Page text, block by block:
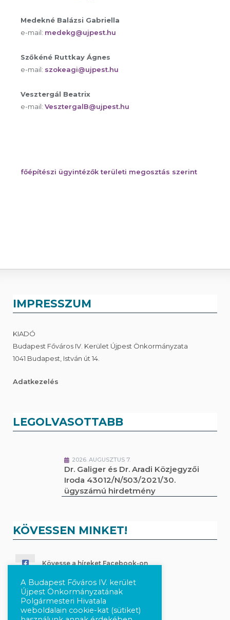
Medekné Balázsi Gabriella
e-mail: medekg@ujpest.hu
Szőkéné Ruttkay Ágnes
e-mail: szokeagi@ujpest.hu
Vesztergál Beatrix
e-mail: VesztergalB@ujpest.hu
főépítészi ügyintézők területi megosztás szerint
IMPRESSZUM
KIADÓ
Budapest Főváros IV. Kerület Újpest Önkormányzata
1041 Budapest, István út 14.
Adatkezelés
LEGOLVASOTTABB
2026. AUGUSZTUS 7.
Dr. Galiger és Dr. Aradi Közjegyzői
Iroda 43012/N/503/2021/30.
ügyszámú hirdetmény
KÖVESSEN MINKET!
Kövesse a híreket Facebook-on
Követés Instagram-on
A Budapest Főváros IV. kerület
Újpest Önkormányzatának
Polgármesteri Hivatala
weboldalain cookie-kat (sütiket)